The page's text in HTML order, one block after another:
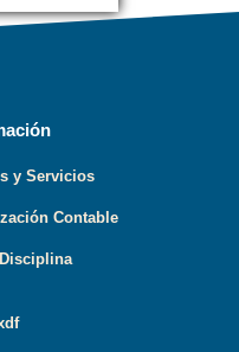
y Servicios
Contable